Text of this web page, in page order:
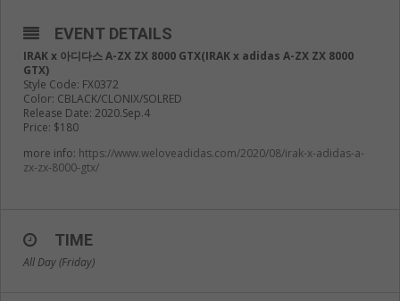
EVENT DETAILS
IRAK x 아디다스 A-ZX ZX 8000 GTX(IRAK x adidas A-ZX ZX 8000
GTX)
Style Code: FX0372
Color: CBLACK/CLONIX/SOLRED
Release Date: 2020.Sep.4
Price: $180
more info: https://www.weloveadidas.com/2020/08/irak-x-adidas-a-
zx-zx-8000-gtx/
TIME
All Day (Friday)